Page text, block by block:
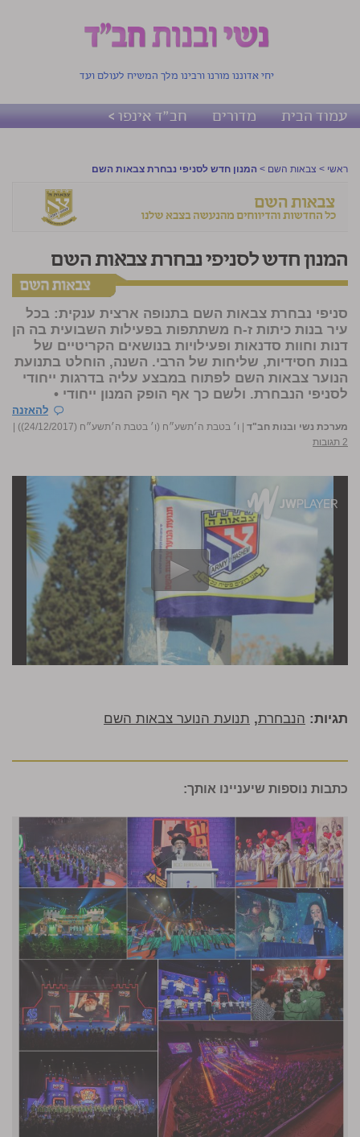
יחי אדוננו מורנו ורבינו מלך המשיח לעולם ועד
עמוד הבית מדורים חב"ד אינפו >
ראשי > צבאות השם > המנון חדש לסניפי נבחרת צבאות השם
המנון חדש לסניפי נבחרת צבאות השם
סניפי נבחרת צבאות השם בתנופה ארצית ענקית: בכל
עיר בנות כיתות ז-ח משתתפות בפעילות השבועית בה הן
דנות וחוות סדנאות ופעילויות בנושאים הקריטיים של
בנות חסידיות, שליחות של הרבי. השנה, הוחלט בתנועת
הנוער צבאות השם לפתוח במבצע עליה בדרגות ייחודי
לסניפי הנבחרת. ולשם כך אף הופק המנון ייחודי •
להאזנה
מערכת נשי ובנות חב"ד | ו׳ בטבת ה׳תשע״ח (ו׳ בטבת ה׳תשע״ח (24/12/2017))
|
2 תגובות
תגיות: הנבחרת, תנועת הנוער צבאות השם
כתבות נוספות שיעניינו אותך: